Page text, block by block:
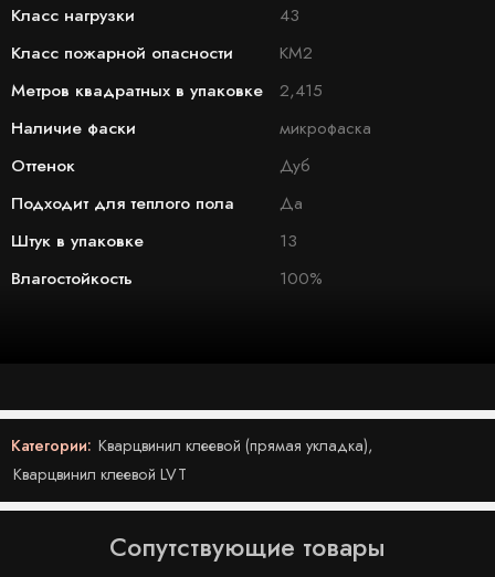
Класс нагрузки
43
Класс пожарной опасности
КМ2
Метров квадратных в упаковке
2,415
Наличие фаски
микрофаска
Оттенок
Дуб
Подходит для теплого пола
Да
Штук в упаковке
13
Влагостойкость
100%
Категории: Кварцвинил клеевой (прямая укладка),
Кварцвинил клеевой LVT
Сопутствующие товары